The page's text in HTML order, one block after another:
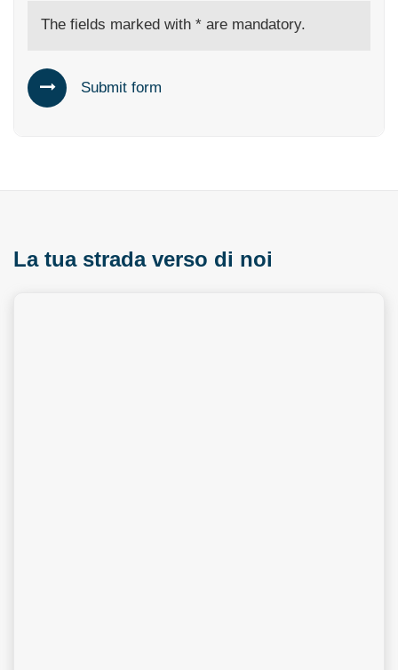
The fields marked with * are mandatory.
Submit form
La tua strada verso di noi